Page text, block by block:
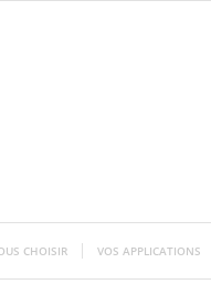
CHOISIR VOS APPLICATIONS